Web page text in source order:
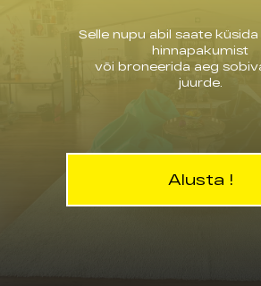
Alusta !
Selle nupu abil saate küsida
hinnapakumist
või broneerida aeg
juurde.